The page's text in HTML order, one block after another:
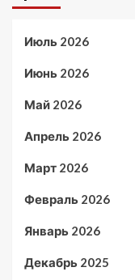
Июль 2026
Июнь 2026
Май 2026
Апрель 2026
Март 2026
Февраль 2026
Январь 2026
Декабрь 2025